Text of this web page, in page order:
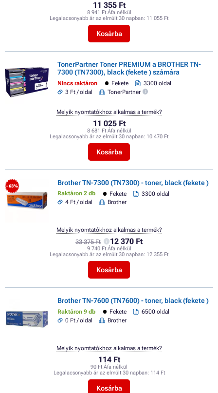
11 355 Ft
8 941 Ft Áfa nélkül
Legalacsonyabb ár az elmúlt 30 napban: 11 055 Ft
Kosárba
TonerPartner Toner PREMIUM a BROTHER TN-
7300 (TN7300), black (fekete ) számára
Nincs raktáron Fekete
3300 oldal
3 Ft / oldal
TonerPartner
11 025 Ft
8 681 Ft Áfa nélkül
Legalacsonyabb ár az elmúlt 30 napban: 10 470 Ft
Kosárba
Melyik nyomtatókhoz alkalmas a termék?
- 63% Brother TN-7300 (TN7300) - toner, black (fekete )
Raktáron 2 db Fekete
3300 oldal
4 Ft / oldal
Brother
33 375 Ft 12 370 Ft
9 740 Ft Áfa nélkül
Legalacsonyabb ár az elmúlt 30 napban: 12 355 Ft
Kosárba
Melyik nyomtatókhoz alkalmas a termék?
Brother TN-7600 (TN7600) - toner, black (fekete )
Raktáron 9 db Fekete
6500 oldal
0 Ft / oldal
Brother
114 Ft
90 Ft Áfa nélkül
Legalacsonyabb ár az elmúlt 30 napban: 114 Ft
Kosárba
Melyik nyomtatókhoz alkalmas a termék?